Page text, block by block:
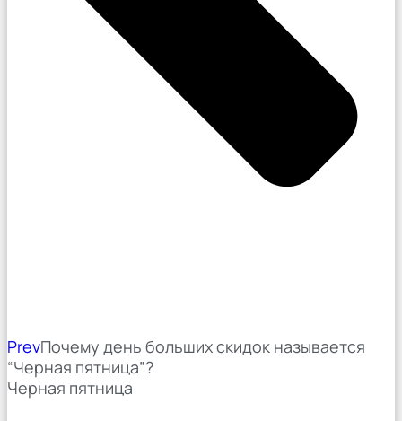
PrevПочему день больших скидок называется
“Черная пятница”?
Черная пятница